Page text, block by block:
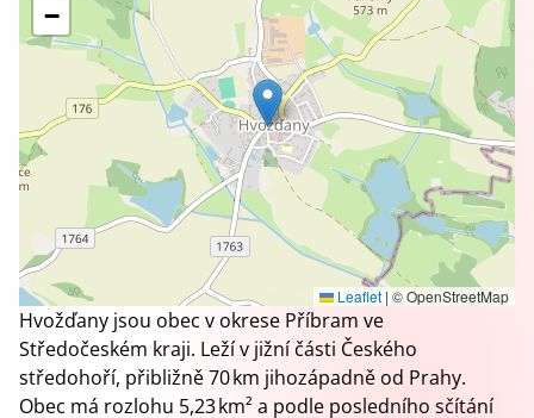
−
Leaflet | © OpenStreetMap
Hvožďany jsou obec v okrese Příbram ve
Středočeském kraji. Leží v jižní části Českého
středohoří, přibližně 70 km jihozápadně od Prahy.
Obec má rozlohu 5,23 km² a podle posledního sčítání